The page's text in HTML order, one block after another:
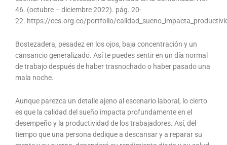
46. (octubre – diciembre 2022). pág. 20-
22. https://ccs.org.co/portfolio/
Bostezadera, pesadez en los ojos, baja concentración y un
cansancio generalizado. Así te puedes sentir en un día normal
de trabajo después de haber trasnochado o haber pasado una
mala noche.
Aunque parezca un detalle ajeno al escenario laboral, lo cierto
es que la calidad del sueño impacta profundamente en el
desempeño y la productividad de los trabajadores. Así, del
tiempo que una persona dedique a descansar y a reparar su